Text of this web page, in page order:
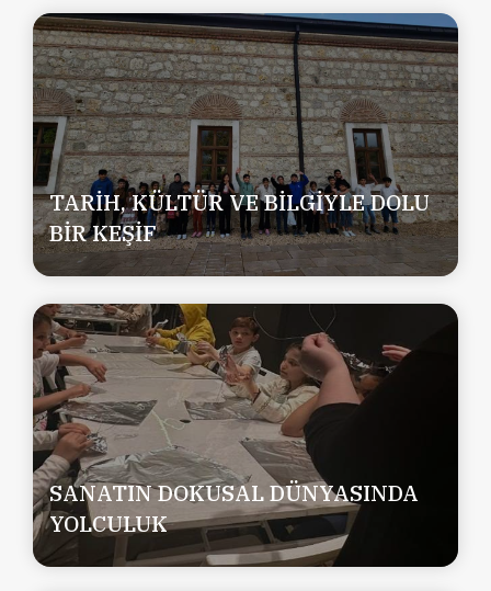
TARİH, KÜLTÜR VE BİLGİYLE DOLU
BİR KEŞİF
SANATIN DOKUSAL DÜNYASINDA
YOLCULUK